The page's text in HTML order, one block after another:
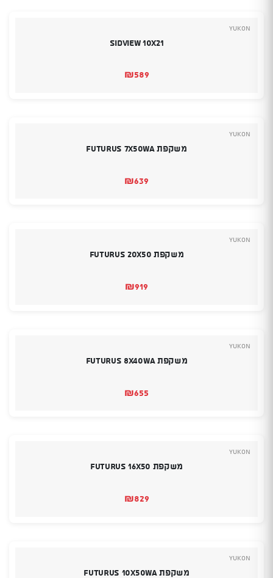
YUKON
Sidview 10X21
₪589
YUKON
משקפת Futurus 7X50WA
₪639
YUKON
משקפת Futurus 20X50
₪919
YUKON
משקפת Futurus 8X40WA
₪655
YUKON
משקפת Futurus 16X50
₪829
YUKON
משקפת Futurus 10X50WA